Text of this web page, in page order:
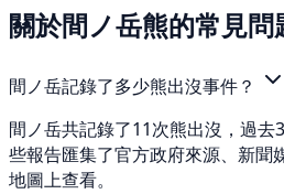
關於間ノ岳熊的常見問
間ノ岳記錄了多少熊出沒事件？
間ノ岳共記錄了11次熊出沒，過
些報告匯集了官方政府來源、新聞
地圖上查看。